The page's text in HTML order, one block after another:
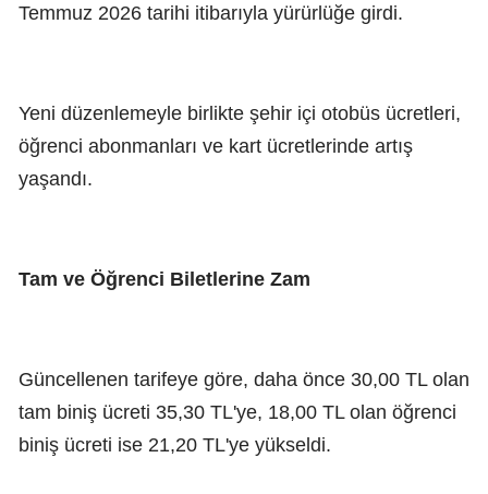
Temmuz 2026 tarihi itibarıyla yürürlüğe girdi.
Yeni düzenlemeyle birlikte şehir içi otobüs ücretleri,
öğrenci abonmanları ve kart ücretlerinde artış
yaşandı.
Tam ve Öğrenci Biletlerine Zam
Güncellenen tarifeye göre, daha önce 30,00 TL olan
tam biniş ücreti 35,30 TL'ye, 18,00 TL olan öğrenci
biniş ücreti ise 21,20 TL'ye yükseldi.